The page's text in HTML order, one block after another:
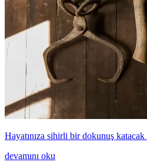
Hayatınıza sihirli bir dokunuş
devamını oku